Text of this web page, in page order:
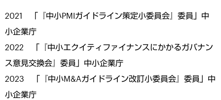
2021 「『中小PMIガイドライン策定小委員会』委員」中
小企業庁
2022 「『中小エクイティファイナンスにかかるガバナン
ス意見交換会』委員」中小企業庁
2023 「『中小M&Aガイドライン改訂小委員会』委員」中
小企業庁